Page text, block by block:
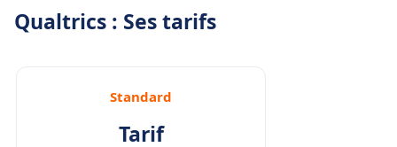
Qualtrics : Ses tarifs
Standard
Tarif